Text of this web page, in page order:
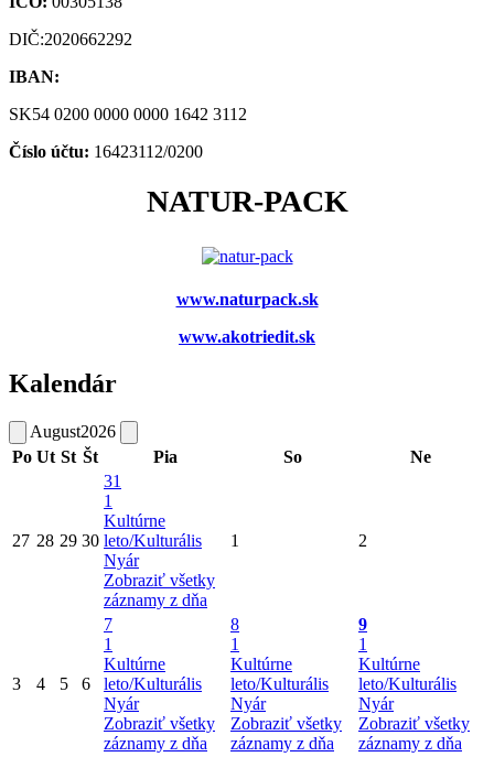
DIČ:2020662292
IBAN:
SK54 0200 0000 0000 1642 3112
Číslo účtu: 16423112/0200
NATUR-PACK
www.naturpack.sk
www.akotriedit.sk
Kalendár
August2026
Po Ut St Št Pia So Ne
27 28 29 30
31
1
Kultúrne
leto/Kulturális
Nyár
Zobraziť všetky
záznamy z dňa
1 2
3 4 5 6
7
1
Kultúrne
leto/Kulturális
Nyár
Zobraziť všetky
záznamy z dňa
8
1
Kultúrne
leto/Kulturális
Nyár
Zobraziť všetky
záznamy z dňa
9
1
Kultúrne
leto/Kulturális
Nyár
Zobraziť všetky
záznamy z dňa